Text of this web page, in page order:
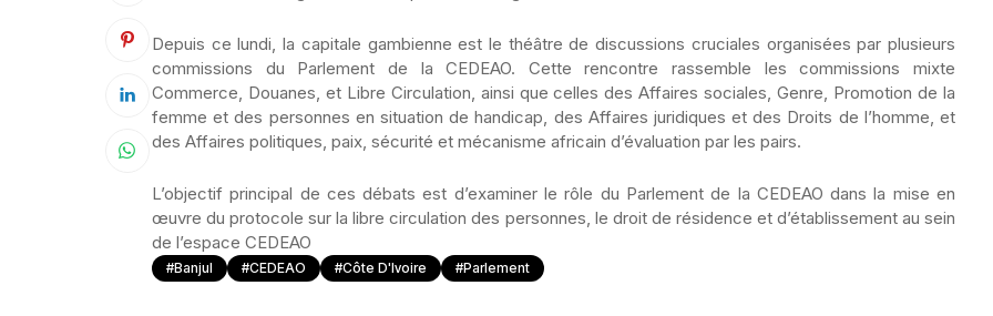
Depuis ce lundi, la capitale gambienne est le théâtre de discussions cruciales organisées par plusieurs
commissions du Parlement de la CEDEAO. Cette rencontre rassemble les commissions mixte
Commerce, Douanes, et Libre Circulation, ainsi que celles des Affaires sociales, Genre, Promotion de la
femme et des personnes en situation de handicap, des Affaires juridiques et des Droits de l’homme, et
des Affaires politiques, paix, sécurité et mécanisme africain d’évaluation par les pairs.
L’objectif principal de ces débats est d’examiner le rôle du Parlement de la CEDEAO dans la mise en
œuvre du protocole sur la libre circulation des personnes, le droit de résidence et d’établissement au sein
de l’espace CEDEAO
#Banjul #CEDEAO #Côte D'Ivoire #Parlement